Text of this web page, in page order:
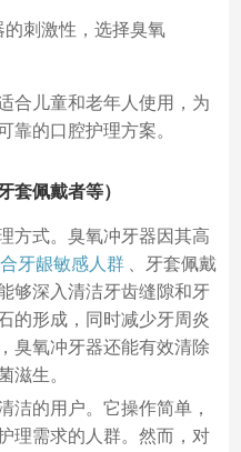
的刺激性，选择臭氧
合儿童和老年人使用，为
靠的口腔护理方案。
套佩戴者等）
方式。臭氧冲牙器因其高
牙龈敏感人群
、牙套佩戴
够深入清洁牙齿缝隙和牙
的形成，同时减少牙周炎
臭氧冲牙器还能有效清除
滋生。
洁的用户。它操作简单，
理需求的人群。然而，对